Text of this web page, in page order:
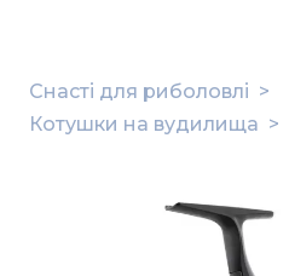
Снасті для риболовлі
Котушки на вудилища